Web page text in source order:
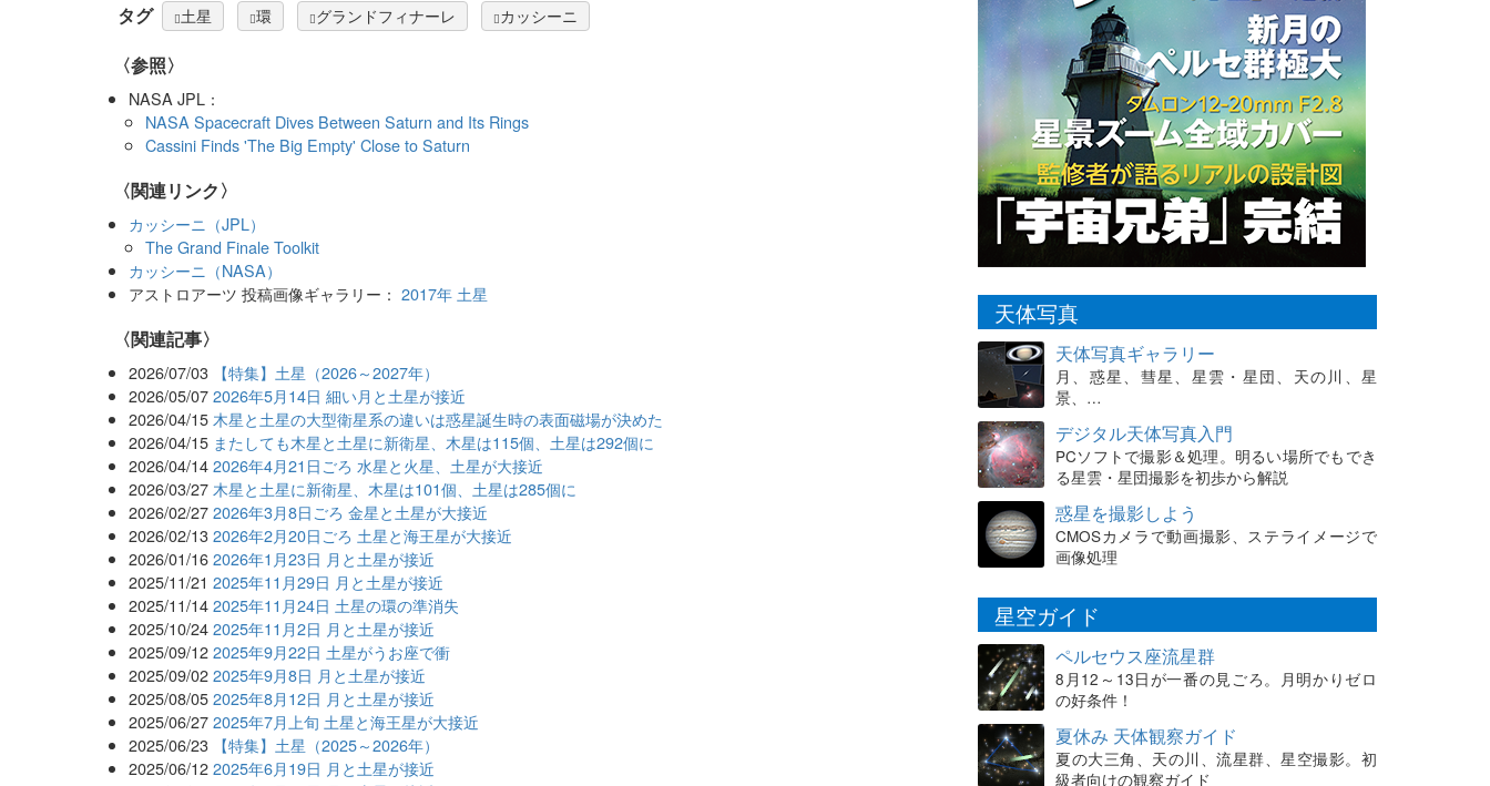
タグ 土星 環 グランドフィナーレ カッシーニ
〈参照〉
NASA JPL：
NASA Spacecraft Dives Between Saturn and Its Rings
Cassini Finds 'The Big Empty' Close to Saturn
〈関連リンク〉
カッシーニ（JPL）
The Grand Finale Toolkit
カッシーニ（NASA）
アストロアーツ 投稿画像ギャラリー：2017年 土星
関連記事
2026/07/03 【特集】土星（2026～2027年）
2026/05/07 2026年5月14日 細い月と土星が接近
2026/04/15 木星と土星の大型衛星系の違いは惑星誕生時の表面磁場が決めた
2026/04/15 またしても木星と土星に新衛星、木星は115個、土星は292個に
2026/04/14 2026年4月21日ごろ 水星と火星、土星が大接近
2026/03/27 木星と土星に新衛星、木星は101個、土星は285個に
2026/02/27 2026年3月8日ごろ 金星と土星が大接近
2026/02/13 2026年2月20日ごろ 土星と海王星が大接近
2026/01/16 2026年1月23日 月と土星が接近
2025/11/21 2025年11月29日 月と土星が接近
2025/11/14 2025年11月24日 土星の環の準消失
2025/10/24 2025年11月2日 月と土星が接近
2025/09/12 2025年9月22日 土星がうお座で衝
2025/09/02 2025年9月8日 月と土星が接近
2025/08/05 2025年8月12日 月と土星が接近
2025/06/27 2025年7月上旬 土星と海王星が大接近
2025/06/23 【特集】土星（2025～2026年）
2025/06/12 2025年6月19日 月と土星が接近
天体写真
天体写真ギャラリー
月、惑星、彗星、星雲・星団、天の川、星
景、…
デジタル天体写真入門
PCソフトで撮影＆処理。明るい場所でもでき
る星雲・星団撮影を初歩から解説
惑星を撮影しよう
CMOSカメラで動画撮影、ステライメージで
画像処理
星空ガイド
ペルセウス座流星群
8月12～13日が一番の見ごろ。月明かりゼロ
の好条件！
夏休み 天体観察ガイド
夏の大三角、天の川、流星群、星空撮影。初
級者向けの観察ガイド